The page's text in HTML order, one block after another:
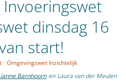
Invoeringswet
dinsdag 16
start!
· Omgevingswet Inzichtelijk
Barnhoorn en Laura van der Meulen